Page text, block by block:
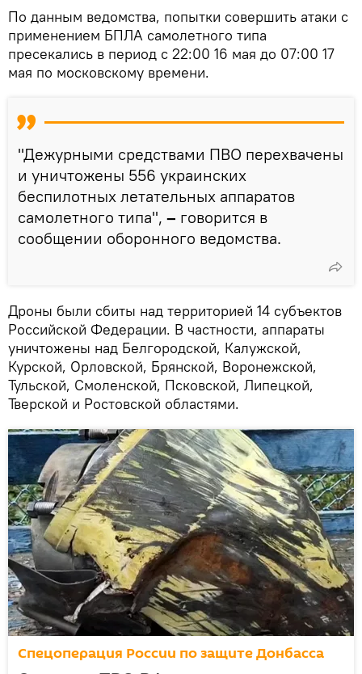
По данным ведомства, попытки совершить атаки с
применением БПЛА самолетного типа
пресекались в период с 22:00 16 мая до 07:00 17
мая по московскому времени.
"Дежурными средствами ПВО перехвачены
и уничтожены 556 украинских
беспилотных летательных аппаратов
самолетного типа", – говорится в
сообщении оборонного ведомства.
Дроны были сбиты над территорией 14 субъектов
Российской Федерации. В частности, аппараты
уничтожены над Белгородской, Калужской,
Курской, Орловской, Брянской, Воронежской,
Тульской, Смоленской, Псковской, Липецкой,
Тверской и Ростовской областями.
Спецоперация России по защите Донбасса